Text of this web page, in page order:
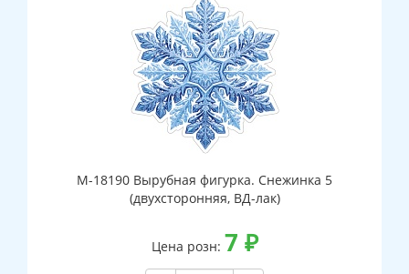
М-18190 Вырубная фигурка. Снежинка 5
(двухсторонняя, ВД-лак)
Цена розн: 7 ₽